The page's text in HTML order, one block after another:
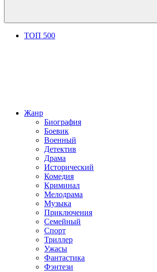
ТОП 500
Жанр
Биография
Боевик
Военный
Детектив
Драма
Исторический
Комедия
Криминал
Мелодрама
Музыка
Приключения
Семейный
Спорт
Триллер
Ужасы
Фантастика
Фэнтези